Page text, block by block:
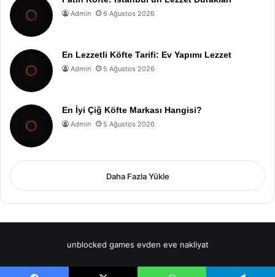
Admin 6 Ağustos 2026
En Lezzetli Köfte Tarifi: Ev Yapımı Lezzet
Admin 5 Ağustos 2026
En İyi Çiğ Köfte Markası Hangisi?
Admin 5 Ağustos 2026
Daha Fazla Yükle
unblocked games evden eve nakliyat